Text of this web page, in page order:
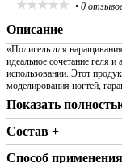
• 0
Описание
«Полигель для
идеальное сочетание геля
использовании. Этот
моделирования ногтей,
Показать
Состав +
Способ